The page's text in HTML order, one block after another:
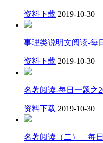
资料下载 2019-10-30
事理类说明文阅读-每
资料下载 2019-10-30
名著阅读-每日一题之
资料下载 2019-10-30
名著阅读（二）—每